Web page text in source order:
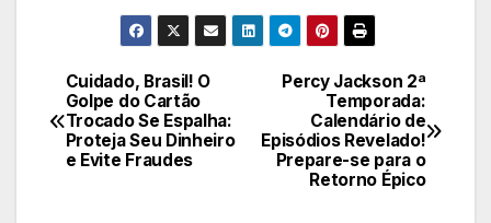
Navegação
de
Percy Jackson 2ª
Temporada:
Calendário de
Episódios Revelado!
Prepare-se para o
Retorno Épico
Cuidado, Brasil! O
Golpe do Cartão
Trocado Se Espalha:
Proteja Seu Dinheiro
e Evite Fraudes